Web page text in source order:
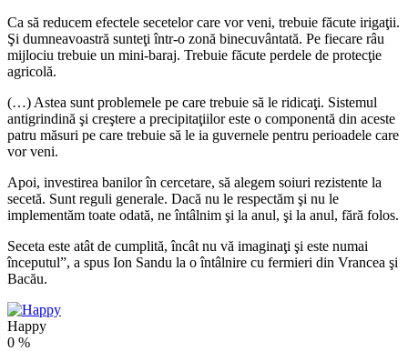
Ca să reducem efectele secetelor care vor veni, trebuie făcute irigaţii.
Şi dumneavoastră sunteţi într-o zonă binecuvântată. Pe fiecare râu
mijlociu trebuie un mini-baraj. Trebuie făcute perdele de protecţie
agricolă.
(…) Astea sunt problemele pe care trebuie să le ridicaţi. Sistemul
antigrindină şi creştere a precipitaţiilor este o componentă din aceste
patru măsuri pe care trebuie să le ia guvernele pentru perioadele care
vor veni.
Apoi, investirea banilor în cercetare, să alegem soiuri rezistente la
secetă. Sunt reguli generale. Dacă nu le respectăm şi nu le
implementăm toate odată, ne întâlnim şi la anul, şi la anul, fără folos.
Seceta este atât de cumplită, încât nu vă imaginaţi şi este numai
începutul”, a spus Ion Sandu la o întâlnire cu fermieri din Vrancea şi
Bacău.
Happy
0 %